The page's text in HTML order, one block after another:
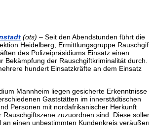
(ots) – Seit den Abendstunden führt die
Heidelberg, Ermittlungsgruppe Rauschgift
des Polizeipräsidiums Einsatz einen
Bekämpfung der Rauschgiftkriminalität durch.
hundert Einsatzkräfte an dem Einsatz
Mannheim liegen gesicherte Erkenntnisse
Gaststätten im innerstädtischen
Personen mit nordafrikanischer Herkunft
Rauschgiftszene zuzuordnen sind. Diese sollen
an einen unbestimmten Kundenkreis